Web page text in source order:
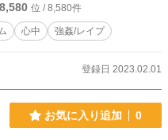
8,580 位 / 8,580件
心中 強姦/レイプ
登録日 2023.02.01
お気に入り追加 0